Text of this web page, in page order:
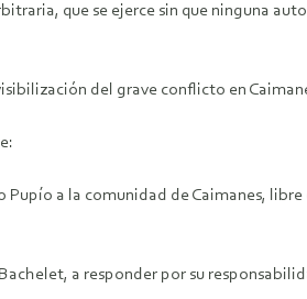
que se ejerce sin que ninguna
del grave conflicto en
a la comunidad de Caimanes,
a responder por su